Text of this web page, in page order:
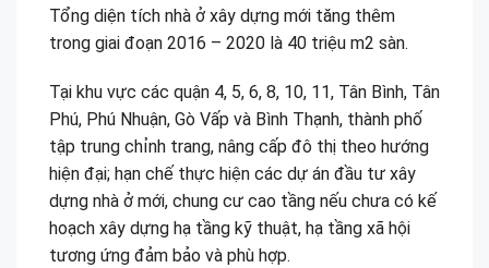
Tổng diện tích nhà ở xây dựng mới tăng thêm
trong giai đoạn 2016 – 2020 là 40 triệu m2 sàn.
Tại khu vực các quận 4, 5, 6, 8, 10, 11, Tân Bình, Tân
Phú, Phú Nhuận, Gò Vấp và Bình Thạnh, thành phố
tập trung chỉnh trang, nâng cấp đô thị theo hướng
hiện đại; hạn chế thực hiện các dự án đầu tư xây
dựng nhà ở mới, chung cư cao tầng nếu chưa có kế
hoạch xây dựng hạ tầng kỹ thuật, hạ tầng xã hội
tương ứng đảm bảo và phù hợp.